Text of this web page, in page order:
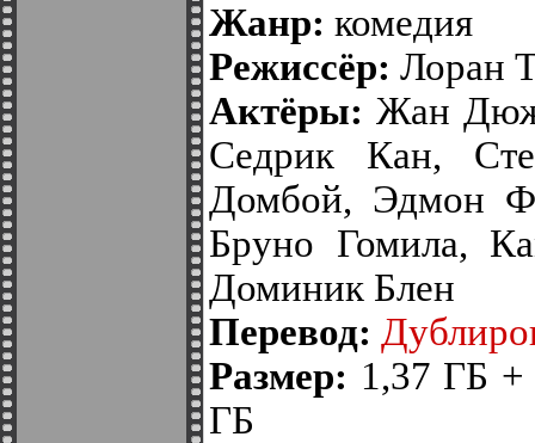
Жанр: комедия
Режиссёр: Лоран
Актёры: Жан
Седрик Кан,
Домбой, Эдмон
Бруно Гомила,
Доминик Блен
Перевод:
Размер: 1,37 ГБ
ГБ